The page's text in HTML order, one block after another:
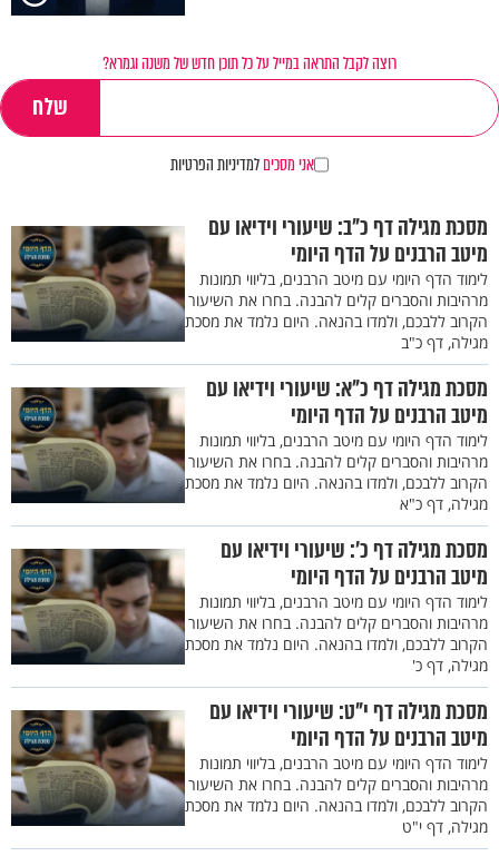
רוצה לקבל התראה במייל על כל תוכן חדש של משנה וגמרא?
אני מסכיםלמדיניות הפרטיות
מסכת מגילה דף כ"ב: שיעורי וידיאו עם
מיטב הרבנים על הדף היומי
לימוד הדף היומי עם מיטב הרבנים, בליווי תמונות
מרהיבות והסברים קלים להבנה. בחרו את השיעור
הקרוב ללבכם, ולמדו בהנאה. היום נלמד את מסכת
מגילה, דף כ"ב
מסכת מגילה דף כ"א: שיעורי וידיאו עם
מיטב הרבנים על הדף היומי
לימוד הדף היומי עם מיטב הרבנים, בליווי תמונות
מרהיבות והסברים קלים להבנה. בחרו את השיעור
הקרוב ללבכם, ולמדו בהנאה. היום נלמד את מסכת
מגילה, דף כ"א
מסכת מגילה דף כ': שיעורי וידיאו עם
מיטב הרבנים על הדף היומי
לימוד הדף היומי עם מיטב הרבנים, בליווי תמונות
מרהיבות והסברים קלים להבנה. בחרו את השיעור
הקרוב ללבכם, ולמדו בהנאה. היום נלמד את מסכת
מגילה, דף כ'
מסכת מגילה דף י"ט: שיעורי וידיאו עם
מיטב הרבנים על הדף היומי
לימוד הדף היומי עם מיטב הרבנים, בליווי תמונות
מרהיבות והסברים קלים להבנה. בחרו את השיעור
הקרוב ללבכם, ולמדו בהנאה. היום נלמד את מסכת
מגילה, דף י"ט